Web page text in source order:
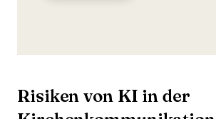
Risiken von KI in der